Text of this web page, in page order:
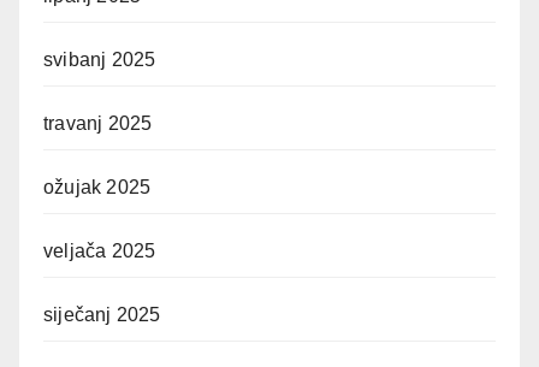
svibanj 2025
travanj 2025
ožujak 2025
veljača 2025
siječanj 2025